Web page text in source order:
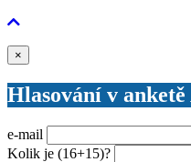
×
Hlasování v
e-mail
Kolik je (16+15)?